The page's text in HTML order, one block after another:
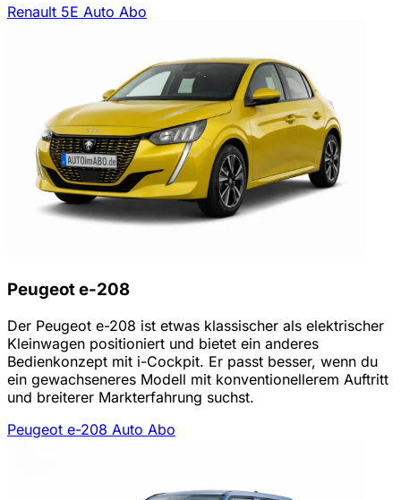
Renault 5E Auto Abo
Peugeot e-208
Der Peugeot e-208 ist etwas klassischer als elektrischer
Kleinwagen positioniert und bietet ein anderes
Bedienkonzept mit i-Cockpit. Er passt besser, wenn du
ein gewachseneres Modell mit konventionellerem Auftritt
und breiterer Markterfahrung suchst.
Peugeot e-208 Auto Abo